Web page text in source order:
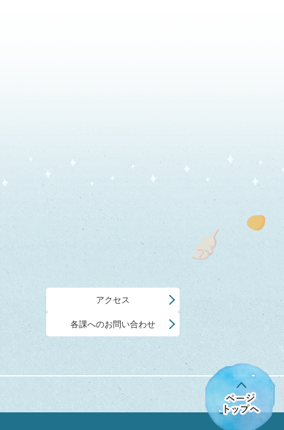
アクセス
各課へのお問い合わせ